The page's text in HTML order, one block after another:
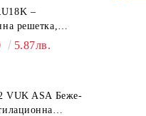
–
решетка,
пластмаса
5.87лв.
VUK ASA Беже-